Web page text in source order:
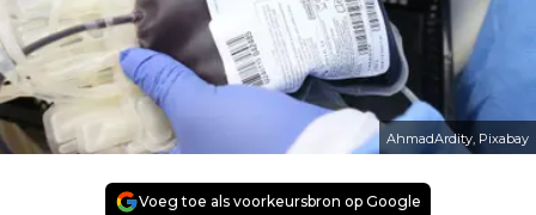
AhmadArdity, Pixabay
Voeg toe als voorkeursbron op Google